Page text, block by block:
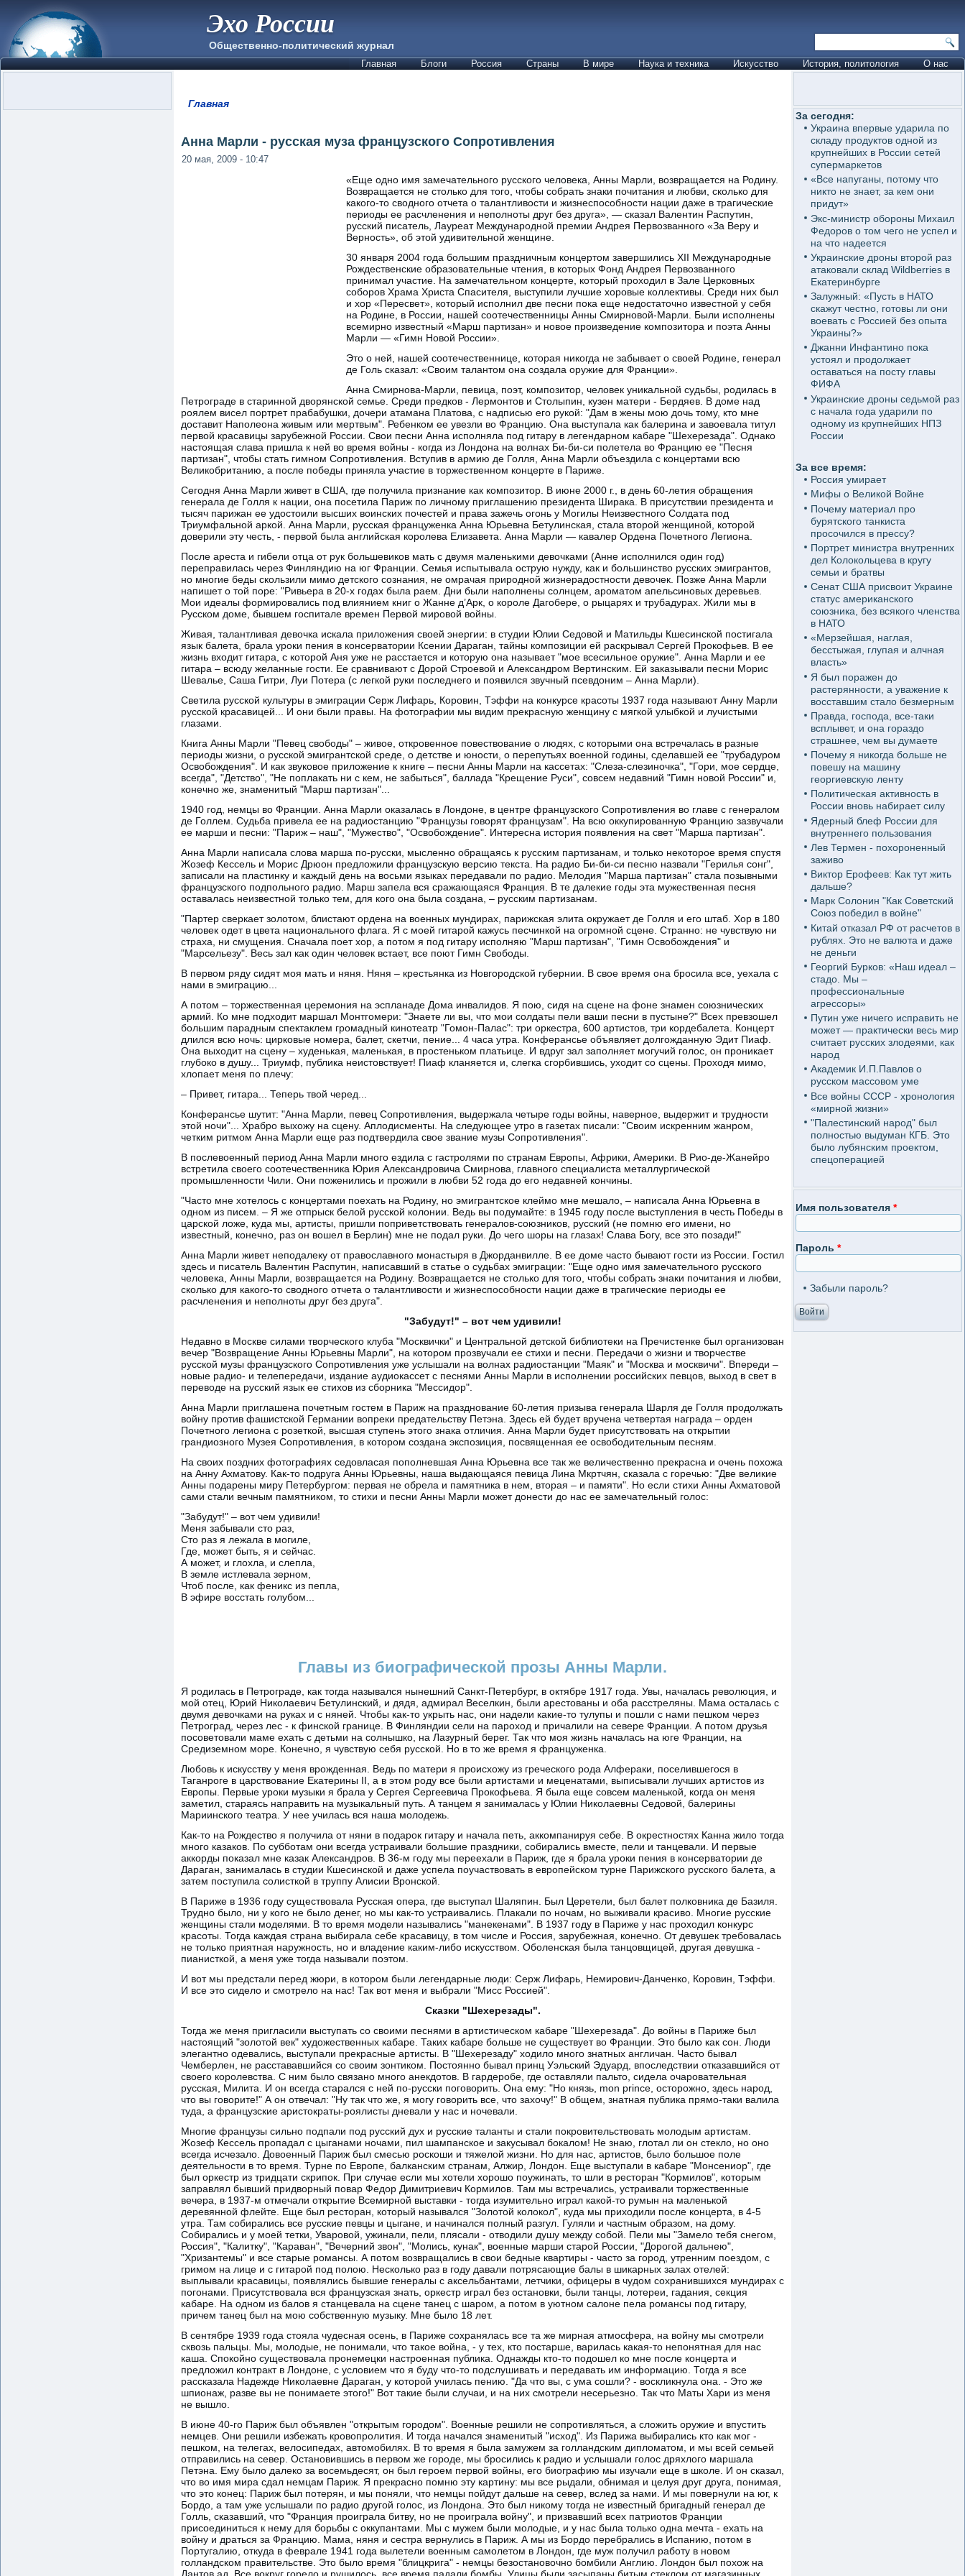
Эхо России
Общественно-политический журнал
Главная Блоги Россия Страны В мире Наука и техника Искусство История, политология О нас
Главная
Анна Марли - русская муза французского Сопротивления
20 мая, 2009 - 10:47
«Еще одно имя замечательного русского человека, Анны Марли, возвращается на Родину.
Возвращается не столько для того, чтобы собрать знаки почитания и любви, сколько для
какого-то сводного отчета о талантливости и жизнеспособности нации даже в трагические
периоды ее расчленения и неполноты друг без друга», — сказал Валентин Распутин,
русский писатель, Лауреат Международной премии Андрея Первозванного «За Веру и
Верность», об этой удивительной женщине.
30 января 2004 года большим праздничным концертом завершились XII Международные
Рождественские образовательные чтения, в которых Фонд Андрея Первозванного
принимал участие. На замечательном концерте, который проходил в Зале Церковных
соборов Храма Христа Спасителя, выступили лучшие хоровые коллективы. Среди них был
и хор «Пересвет», который исполнил две песни пока еще недостаточно известной у себя
на Родине, в России, нашей соотечественницы Анны Смирновой-Марли. Были исполнены
всемирно известный «Марш партизан» и новое произведение композитора и поэта Анны
Марли — «Гимн Новой России».
Это о ней, нашей соотечественнице, которая никогда не забывает о своей Родине, генерал
де Голь сказал: «Своим талантом она создала оружие для Франции».
Анна Смирнова-Марли, певица, поэт, композитор, человек уникальной судьбы, родилась в
Петрограде в старинной дворянской семье. Среди предков - Лермонтов и Столыпин, кузен матери - Бердяев. В доме над
роялем висел портрет прабабушки, дочери атамана Платова, с надписью его рукой: "Дам в жены мою дочь тому, кто мне
доставит Наполеона живым или мертвым". Ребенком ее увезли во Францию. Она выступала как балерина и завоевала титул
первой красавицы зарубежной России. Свои песни Анна исполняла под гитару в легендарном кабаре "Шехерезада". Однако
настоящая слава пришла к ней во время войны - когда из Лондона на волнах Би-би-си полетела во Францию ее "Песня
партизан", чтобы стать гимном Сопротивления. Вступив в армию де Голля, Анна Марли объездила с концертами всю
Великобританию, а после победы приняла участие в торжественном концерте в Париже.
Сегодня Анна Марли живет в США, где получила признание как композитор. В июне 2000 г., в день 60-летия обращения
генерала де Голля к нации, она посетила Париж по личному приглашению президента Ширака. В присутствии президента и
тысяч парижан ее удостоили высших воинских почестей и права зажечь огонь у Могилы Неизвестного Солдата под
Триумфальной аркой. Анна Марли, русская француженка Анна Юрьевна Бетулинская, стала второй женщиной, которой
доверили эту честь, - первой была английская королева Елизавета. Анна Марли — кавалер Ордена Почетного Легиона.
После ареста и гибели отца от рук большевиков мать с двумя маленькими девочками (Анне исполнился один год)
переправилась через Финляндию на юг Франции. Семья испытывала острую нужду, как и большинство русских эмигрантов,
но многие беды скользили мимо детского сознания, не омрачая природной жизнерадостности девочек. Позже Анна Марли
напишет о той поре: "Ривьера в 20-х годах была раем. Дни были наполнены солнцем, ароматом апельсиновых деревьев.
Мои идеалы формировались под влиянием книг о Жанне д’Арк, о короле Дагобере, о рыцарях и трубадурах. Жили мы в
Русском доме, бывшем госпитале времен Первой мировой войны.
Живая, талантливая девочка искала приложения своей энергии: в студии Юлии Седовой и Матильды Кшесинской постигала
язык балета, брала уроки пения в консерватории Ксении Дараган, тайны композиции ей раскрывал Сергей Прокофьев. В ее
жизнь входит гитара, с которой Аня уже не расстается и которую она называет "мое всесильное оружие". Анна Марли и ее
гитара – всюду желанные гости. Ее сравнивают с Дорой Строевой и Александром Вертинским. Ей заказывали песни Морис
Шевалье, Саша Гитри, Луи Потера (с легкой руки последнего и появился звучный псевдоним – Анна Марли).
Светила русской культуры в эмиграции Серж Лифарь, Коровин, Тэффи на конкурсе красоты 1937 года называют Анну Марли
русской красавицей... И они были правы. На фотографии мы видим прекрасную женщину с мягкой улыбкой и лучистыми
глазами.
Книга Анны Марли "Певец свободы" – живое, откровенное повествование о людях, с которыми она встречалась в разные
периоды жизни, о русской эмигрантской среде, о детстве и юности, о перепутьях военной годины, сделавшей ее "трубадуром
Освобождения". И как звуковое приложение к книге – песни Анны Марли на кассетах: "Слеза-слезиночка", "Гори, мое сердце,
всегда", "Детство", "Не поплакать ни с кем, не забыться", баллада "Крещение Руси", совсем недавний "Гимн новой России" и,
конечно же, знаменитый "Марш партизан"...
1940 год, немцы во Франции. Анна Марли оказалась в Лондоне, в центре французского Сопротивления во главе с генералом
де Голлем. Судьба привела ее на радиостанцию "Французы говорят французам". На всю оккупированную Францию зазвучали
ее марши и песни: "Париж – наш", "Мужество", "Освобождение". Интересна история появления на свет "Марша партизан".
Анна Марли написала слова марша по-русски, мысленно обращаясь к русским партизанам, и только некоторое время спустя
Жозеф Кессель и Морис Дрюон предложили французскую версию текста. На радио Би-би-си песню назвали "Герилья сонг",
записали на пластинку и каждый день на восьми языках передавали по радио. Мелодия "Марша партизан" стала позывными
французского подпольного радио. Марш запела вся сражающаяся Франция. В те далекие годы эта мужественная песня
оставалась неизвестной только тем, для кого она была создана, – русским партизанам.
"Партер сверкает золотом, блистают ордена на военных мундирах, парижская элита окружает де Голля и его штаб. Хор в 180
человек одет в цвета национального флага. Я с моей гитарой кажусь песчинкой на огромной сцене. Странно: не чувствую ни
страха, ни смущения. Сначала поет хор, а потом я под гитару исполняю "Марш партизан", "Гимн Освобождения" и
"Марсельезу". Весь зал как один человек встает, все поют Гимн Свободы.
В первом ряду сидят моя мать и няня. Няня – крестьянка из Новгородской губернии. В свое время она бросила все, уехала с
нами в эмиграцию...
А потом – торжественная церемония на эспланаде Дома инвалидов. Я пою, сидя на сцене на фоне знамен союзнических
армий. Ко мне подходит маршал Монтгомери: "Знаете ли вы, что мои солдаты пели ваши песни в пустыне?" Всех превзошел
большим парадным спектаклем громадный кинотеатр "Гомон-Палас": три оркестра, 600 артистов, три кордебалета. Концерт
длился всю ночь: цирковые номера, балет, скетчи, пение... 4 часа утра. Конферансье объявляет долгожданную Эдит Пиаф.
Она выходит на сцену – худенькая, маленькая, в простеньком платьице. И вдруг зал заполняет могучий голос, он проникает
глубоко в душу... Триумф, публика неистовствует! Пиаф кланяется и, слегка сгорбившись, уходит со сцены. Проходя мимо,
хлопает меня по плечу:
– Привет, гитара... Теперь твой черед...
Конферансье шутит: "Анна Марли, певец Сопротивления, выдержала четыре годы войны, наверное, выдержит и трудности
этой ночи"... Храбро выхожу на сцену. Аплодисменты. На следующее утро в газетах писали: "Своим искренним жанром,
четким ритмом Анна Марли еще раз подтвердила свое звание музы Сопротивления".
В послевоенный период Анна Марли много ездила с гастролями по странам Европы, Африки, Америки. В Рио-де-Жанейро
встретила своего соотечественника Юрия Александровича Смирнова, главного специалиста металлургической
промышленности Чили. Они поженились и прожили в любви 52 года до его недавней кончины.
"Часто мне хотелось с концертами поехать на Родину, но эмигрантское клеймо мне мешало, – написала Анна Юрьевна в
одном из писем. – Я же отпрыск белой русской колонии. Ведь вы подумайте: в 1945 году после выступления в честь Победы в
царской ложе, куда мы, артисты, пришли поприветствовать генералов-союзников, русский (не помню его имени, но
известный, конечно, раз он вошел в Берлин) мне не подал руки. До чего шоры на глазах! Слава Богу, все это позади!"
Анна Марли живет неподалеку от православного монастыря в Джорданвилле. В ее доме часто бывают гости из России. Гостил
здесь и писатель Валентин Распутин, написавший в статье о судьбах эмиграции: "Еще одно имя замечательного русского
человека, Анны Марли, возвращается на Родину. Возвращается не столько для того, чтобы собрать знаки почитания и любви,
сколько для какого-то сводного отчета о талантливости и жизнеспособности нации даже в трагические периоды ее
расчленения и неполноты друг без друга".
"Забудут!" – вот чем удивили!
Недавно в Москве силами творческого клуба "Москвички" и Центральной детской библиотеки на Пречистенке был организован
вечер "Возвращение Анны Юрьевны Марли", на котором прозвучали ее стихи и песни. Передачи о жизни и творчестве
русской музы французского Сопротивления уже услышали на волнах радиостанции "Маяк" и "Москва и москвичи". Впереди –
новые радио- и телепередачи, издание аудиокассет с песнями Анны Марли в исполнении российских певцов, выход в свет в
переводе на русский язык ее стихов из сборника "Мессидор".
Анна Марли приглашена почетным гостем в Париж на празднование 60-летия призыва генерала Шарля де Голля продолжать
войну против фашистской Германии вопреки предательству Петэна. Здесь ей будет вручена четвертая награда – орден
Почетного легиона с розеткой, высшая ступень этого знака отличия. Анна Марли будет присутствовать на открытии
грандиозного Музея Сопротивления, в котором создана экспозиция, посвященная ее освободительным песням.
На своих поздних фотографиях седовласая пополневшая Анна Юрьевна все так же величественно прекрасна и очень похожа
на Анну Ахматову. Как-то подруга Анны Юрьевны, наша выдающаяся певица Лина Мкртчян, сказала с горечью: "Две великие
Анны подарены миру Петербургом: первая не обрела и памятника в нем, вторая – и памяти". Но если стихи Анны Ахматовой
сами стали вечным памятником, то стихи и песни Анны Марли может донести до нас ее замечательный голос:
"Забудут!" – вот чем удивили!
Меня забывали сто раз,
Сто раз я лежала в могиле,
Где, может быть, я и сейчас.
А может, и глохла, и слепла,
В земле истлевала зерном,
Чтоб после, как феникс из пепла,
В эфире восстать голубом...
Главы из биографической прозы Анны Марли.
Я родилась в Петрограде, как тогда назывался нынешний Санкт-Петербург, в октябре 1917 года. Увы, началась революция, и
мой отец, Юрий Николаевич Бетулинский, и дядя, адмирал Веселкин, были арестованы и оба расстреляны. Мама осталась с
двумя девочками на руках и с няней. Чтобы как-то укрыть нас, они надели какие-то тулупы и пошли с нами пешком через
Петроград, через лес - к финской границе. В Финляндии сели на пароход и причалили на севере Франции. А потом друзья
посоветовали маме ехать с детьми на солнышко, на Лазурный берег. Так что моя жизнь началась на юге Франции, на
Средиземном море. Конечно, я чувствую себя русской. Но в то же время я француженка.
Любовь к искусству у меня врожденная. Ведь по матери я происхожу из греческого рода Алфераки, поселившегося в
Таганроге в царствование Екатерины II, а в этом роду все были артистами и меценатами, выписывали лучших артистов из
Европы. Первые уроки музыки я брала у Сергея Сергеевича Прокофьева. Я была еще совсем маленькой, когда он меня
заметил, стараясь направить на музыкальный путь. А танцем я занималась у Юлии Николаевны Седовой, балерины
Мариинского театра. У нее училась вся наша молодежь.
Как-то на Рождество я получила от няни в подарок гитару и начала петь, аккомпанируя себе. В окрестностях Канна жило тогда
много казаков. По субботам они всегда устраивали большие праздники, собирались вместе, пели и танцевали. И первые
аккорды показал мне казак Александров. В 36-м году мы переехали в Париж, где я брала уроки пения в консерватории де
Дараган, занималась в студии Кшесинской и даже успела поучаствовать в европейском турне Парижского русского балета, а
затем поступила солисткой в труппу Алисии Вронской.
В Париже в 1936 году существовала Русская опера, где выступал Шаляпин. Был Церетели, был балет полковника де Базиля.
Трудно было, ни у кого не было денег, но мы как-то устраивались. Плакали по ночам, но выживали красиво. Многие русские
женщины стали моделями. В то время модели назывались "манекенами". В 1937 году в Париже у нас проходил конкурс
красоты. Тогда каждая страна выбирала себе красавицу, в том числе и Россия, зарубежная, конечно. От девушек требовалась
не только приятная наружность, но и владение каким-либо искусством. Оболенская была танцовщицей, другая девушка -
пианисткой, а меня уже тогда называли поэтом.
И вот мы предстали перед жюри, в котором были легендарные люди: Серж Лифарь, Немирович-Данченко, Коровин, Тэффи.
И все это сидело и смотрело на нас! Так вот меня и выбрали "Мисс Россией".
Сказки "Шехерезады".
Тогда же меня пригласили выступать со своими песнями в артистическом кабаре "Шехерезада". До войны в Париже был
настоящий "золотой век" художественных кабаре. Таких кабаре больше не существует во Франции. Это было как сон. Люди
элегантно одевались, выступали прекрасные артисты. В "Шехерезаду" ходило много знатных англичан. Часто бывал
Чемберлен, не расстававшийся со своим зонтиком. Постоянно бывал принц Уэльский Эдуард, впоследствии отказавшийся от
своего королевства. С ним было связано много анекдотов. В гардеробе, где оставляли пальто, сидела очаровательная
русская, Милита. И он всегда старался с ней по-русски поговорить. Она ему: "Но князь, mon prince, осторожно, здесь народ,
что вы говорите!" А он отвечал: "Ну так что же, я могу говорить все, что захочу!" В общем, знатная публика прямо-таки валила
туда, а французские аристократы-роялисты дневали у нас и ночевали.
Многие французы сильно подпали под русский дух и русские таланты и стали покровительствовать молодым артистам.
Жозеф Кессель пропадал с цыганами ночами, пил шампанское и закусывал бокалом! Не знаю, глотал ли он стекло, но оно
всегда исчезало. Довоенный Париж был смесью роскоши и тяжелой жизни. Но для нас, артистов, было большое поле
деятельности в то время. Турне по Европе, балканским странам, Алжир, Лондон. Еще выступали в кабаре "Монсениор", где
был оркестр из тридцати скрипок. При случае если мы хотели хорошо поужинать, то шли в ресторан "Кормилов", которым
заправлял бывший придворный повар Федор Димитриевич Кормилов. Там мы встречались, устраивали торжественные
вечера, в 1937-м отмечали открытие Всемирной выставки - тогда изумительно играл какой-то румын на маленькой
деревянной флейте. Еще был ресторан, который назывался "Золотой колокол", куда мы приходили после концерта, в 4-5
утра. Там собирались все русские певцы и цыгане, и начинался полный разгул. Гуляли и частным образом, на дому.
Собирались и у моей тетки, Уваровой, ужинали, пели, плясали - отводили душу между собой. Пели мы "Замело тебя снегом,
Россия", "Калитку", "Караван", "Вечерний звон", "Молись, кунак", военные марши старой России, "Дорогой дальнею",
"Хризантемы" и все старые романсы. А потом возвращались в свои бедные квартиры - часто за город, утренним поездом, с
гримом на лице и с гитарой под полою. Несколько раз в году давали потрясающие балы в шикарных залах отелей:
выплывали красавицы, появлялись бывшие генералы с аксельбантами, летчики, офицеры в чудом сохранившихся мундирах с
погонами. Присутствовала вся французская знать, оркестр играл без остановки, были танцы, лотереи, гадания, секция
кабаре. На одном из балов я станцевала на сцене танец с шаром, а потом в уютном салоне пела романсы под гитару,
причем танец был на мою собственную музыку. Мне было 18 лет.
В сентябре 1939 года стояла чудесная осень, в Париже сохранялась все та же мирная атмосфера, на войну мы смотрели
сквозь пальцы. Мы, молодые, не понимали, что такое война, - у тех, кто постарше, варилась какая-то непонятная для нас
каша. Спокойно существовала пронемецки настроенная публика. Однажды кто-то подошел ко мне после концерта и
предложил контракт в Лондоне, с условием что я буду что-то подслушивать и передавать им информацию. Тогда я все
рассказала Надежде Николаевне Дараган, у которой училась пению. "Да что вы, с ума сошли? - воскликнула она. - Это же
шпионаж, разве вы не понимаете этого!" Вот такие были случаи, и на них смотрели несерьезно. Так что Маты Хари из меня
не вышло.
В июне 40-го Париж был объявлен "открытым городом". Военные решили не сопротивляться, а сложить оружие и впустить
немцев. Они решили избежать кровопролития. И тогда начался знаменитый "исход". Из Парижа выбирались кто как мог -
пешком, на телегах, велосипедах, автомобилях. В то время я была замужем за голландским дипломатом, и мы всей семьей
отправились на север. Остановившись в первом же городе, мы бросились к радио и услышали голос дряхлого маршала
Петэна. Ему было далеко за восемьдесят, он был героем первой войны, его биографию мы изучали еще в школе. И он сказал,
что во имя мира сдал немцам Париж. Я прекрасно помню эту картину: мы все рыдали, обнимая и целуя друг друга, понимая,
что это конец: Париж был потерян, и мы поняли, что немцы пойдут дальше на север, вслед за нами. И мы повернули на юг, к
Бордо, а там уже услышали по радио другой голос, из Лондона. Это был никому тогда не известный бригадный генерал де
Голль, сказавший, что "Франция проиграла битву, но не проиграла войну", и призвавший всех патриотов Франции
присоединиться к нему для борьбы с оккупантами. Мы с мужем были молодые, и у нас была только одна мечта - ехать на
войну и драться за Францию. Мама, няня и сестра вернулись в Париж. А мы из Бордо перебрались в Испанию, потом в
Португалию, откуда в феврале 1941 года вылетели военным самолетом в Лондон, где муж получил работу в новом
голландском правительстве. Это было время "блицкрига" - немцы безостановочно бомбили Англию. Лондон был похож на
Дантов ад. Все вокруг горело и рушилось, все время падали бомбы. Улицы были засыпаны битым стеклом от магазинных
За сегодня:
Украина впервые ударила по
складу продуктов одной из
крупнейших в России сетей
супермаркетов
«Все напуганы, потому что
никто не знает, за кем они
придут»
Экс-министр обороны Михаил
Федоров о том чего не успел и
на что надеется
Украинские дроны второй раз
атаковали склад Wildberries в
Екатеринбурге
Залужный: «Пусть в НАТО
скажут честно, готовы ли они
воевать с Россией без опыта
Украины?»
Джанни Инфантино пока
устоял и продолжает
оставаться на посту главы
ФИФА
Украинские дроны седьмой раз
с начала года ударили по
одному из крупнейших НПЗ
России
За все время:
Россия умирает
Мифы о Великой Войне
Почему материал про
бурятского танкиста
просочился в прессу?
Портрет министра внутренних
дел Колокольцева в кругу
семьи и братвы
Сенат США присвоит Украине
статус американского
союзника, без всякого членства
в НАТО
«Мерзейшая, наглая,
бесстыжая, глупая и алчная
власть»
Я был поражен до
растерянности, а уважение к
восставшим стало безмерным
Правда, господа, все-таки
всплывет, и она гораздо
страшнее, чем вы думаете
Почему я никогда больше не
повешу на машину
георгиевскую ленту
Политическая активность в
России вновь набирает силу
Ядерный блеф России для
внутреннего пользования
Лев Термен - похороненный
заживо
Виктор Ерофеев: Как тут жить
дальше?
Марк Солонин "Как Советский
Союз победил в войне"
Китай отказал РФ от расчетов в
рублях. Это не валюта и даже
не деньги
Георгий Бурков: «Наш идеал –
стадо. Мы –
профессиональные
агрессоры»
Путин уже ничего исправить не
может — практически весь мир
считает русских злодеями, как
народ
Академик И.П.Павлов о
русском массовом уме
Все войны СССР - хронология
«мирной жизни»
"Палестинский народ" был
полностью выдуман КГБ. Это
было лубянским проектом,
спецоперацией
Имя пользователя *
Пароль *
Забыли пароль?